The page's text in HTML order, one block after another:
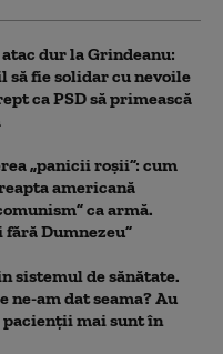
dur la Grindeanu:
să fie solidar cu nevoile
ca PSD să primească
„panicii roșii”: cum
americană
ca armă.
fără Dumnezeu”
sistemul de sănătate.
ne-am dat seama? Au
mai sunt în